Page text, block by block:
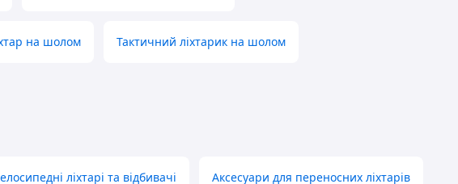
на шолом Тактичний ліхтарик на шолом
ліхтарі та відбивачі Аксесуари для переносних ліхтарів